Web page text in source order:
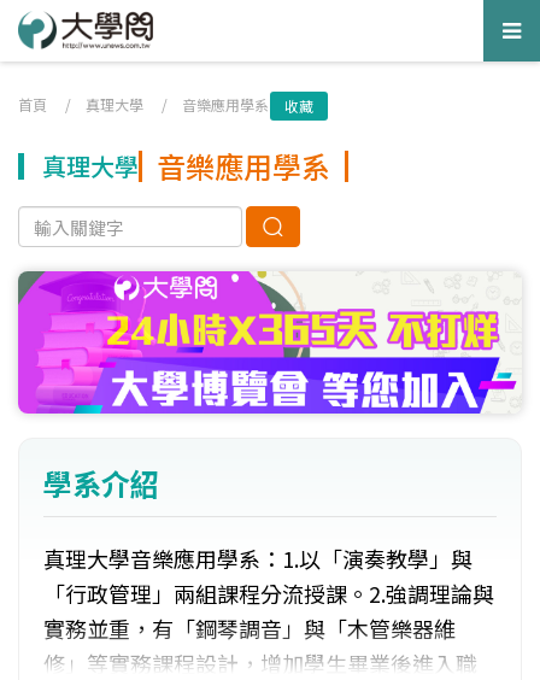
首頁 / 真理大學 / 音樂應用學系 收藏
真理大學 音樂應用學系
學系介紹
真理大學音樂應用學系：1.以「演奏教學」與
「行政管理」兩組課程分流授課。2.強調理論與
實務並重，有「鋼琴調音」與「木管樂器維
修」等實務課程設計，增加學生畢業後進入職